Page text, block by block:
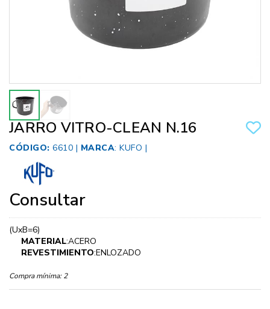
JARRO VITRO-CLEAN N.16
CÓDIGO: 6610 | MARCA: KUFO |
Consultar
(UxB=6)
MATERIAL:ACERO
REVESTIMIENTO:ENLOZADO
Compra mínima: 2